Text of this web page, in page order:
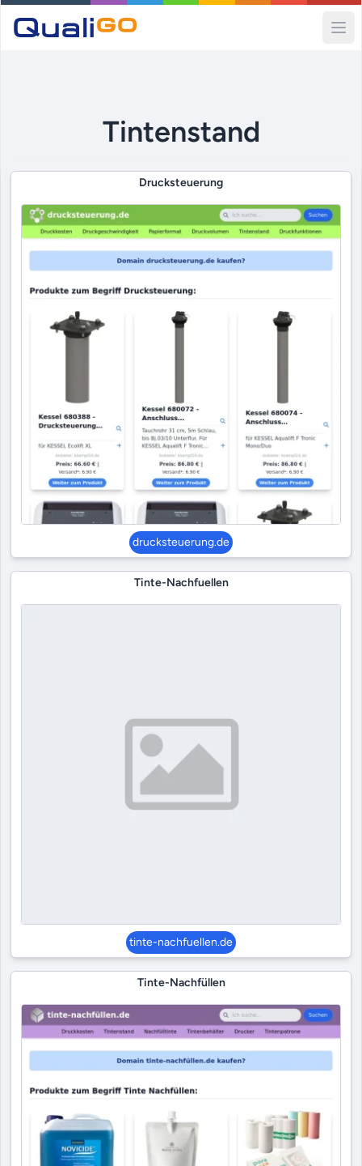
Tintenstand
Drucksteuerung
drucksteuerung.de
Tinte-Nachfuellen
tinte-nachfuellen.de
Tinte-Nachfüllen